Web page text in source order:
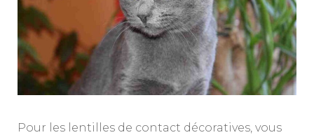
Pour les lentilles de contact décoratives, vous